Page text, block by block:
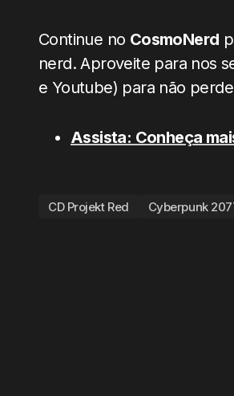
Continue no CosmoNerd
nerd. Aproveite para nos
e Youtube) para não
Assista: Conheça
CD Projekt Red Cyberpunk